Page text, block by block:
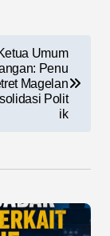
Umum
Penu
Magelan
Polit
ik